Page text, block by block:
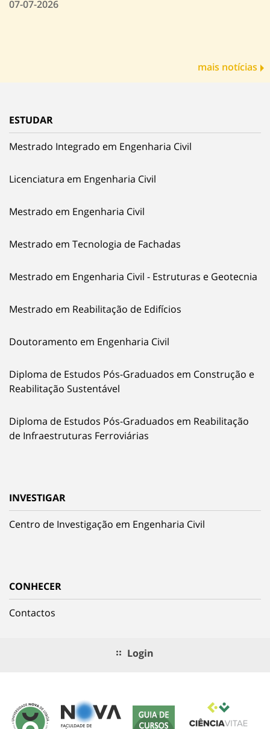
07-07-2026
mais notícias
ESTUDAR
Mestrado Integrado em Engenharia Civil
Licenciatura em Engenharia Civil
Mestrado em Engenharia Civil
Mestrado em Tecnologia de Fachadas
Mestrado em Engenharia Civil - Estruturas e Geotecnia
Mestrado em Reabilitação de Edifícios
Doutoramento em Engenharia Civil
Diploma de Estudos Pós-Graduados em Construção e
Reabilitação Sustentável
Diploma de Estudos Pós-Graduados em Reabilitação
de Infraestruturas Ferroviárias
INVESTIGAR
Centro de Investigação em Engenharia Civil
CONHECER
Contactos
Login